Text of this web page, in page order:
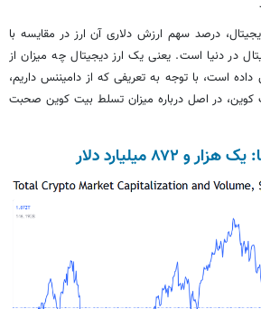
درصد سهم ارزش دلاری آن ارز در مقایسه با
در دنیا است. یعنی یک ارز دیجیتال چه میزان از
است، با توجه به تعریفی که از دامیننس داریم،
کوین، در اصل درباره میزان تسلط بیت کوین صحبت
۸۷۲ میلیارد دلار